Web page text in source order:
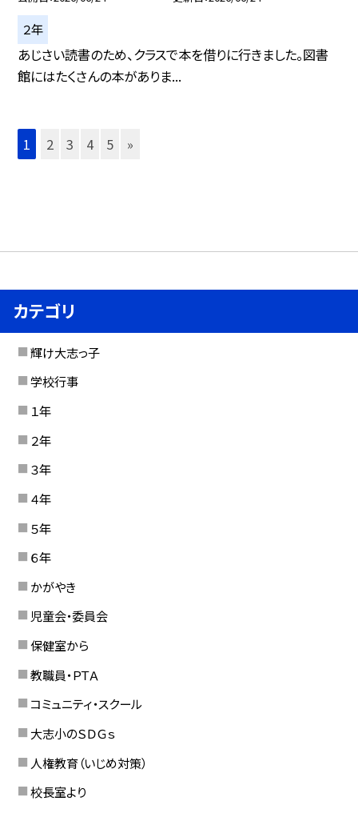
２年
あじさい読書のため、クラスで本を借りに行きました。図書
館にはたくさんの本がありま...
1 2 3 4 5 »
カテゴリ
輝け大志っ子
学校行事
１年
２年
３年
４年
５年
６年
かがやき
児童会・委員会
保健室から
教職員・ＰＴＡ
コミュニティ・スクール
大志小のＳＤＧｓ
人権教育（いじめ対策）
校長室より